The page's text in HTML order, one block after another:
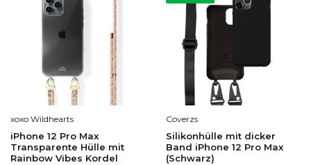
xoxo Wildhearts
iPhone 12 Pro Max
Transparente Hülle mit
Rainbow Vibes Kordel
Coverzs
Silikonhülle mit dicker
Band iPhone 12 Pro Max
(Schwarz)